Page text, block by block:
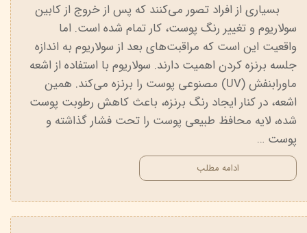
بسیاری از افراد تصور می‌کنند که پس از خروج از کابین
سولاریوم و تغییر رنگ پوست، کار تمام شده است. اما
واقعیت این است که مراقبت‌های بعد از سولاریوم به اندازه
جلسه برنزه کردن اهمیت دارند. سولاریوم با استفاده از اشعه
ماورابنفش (UV) مصنوعی پوست را برنزه می‌کند. همین
اشعه، در کنار ایجاد رنگ برنزه، باعث کاهش رطوبت پوست
شده، لایه محافظ طبیعی پوست را تحت فشار گذاشته و
پوست …
ادامه مطلب